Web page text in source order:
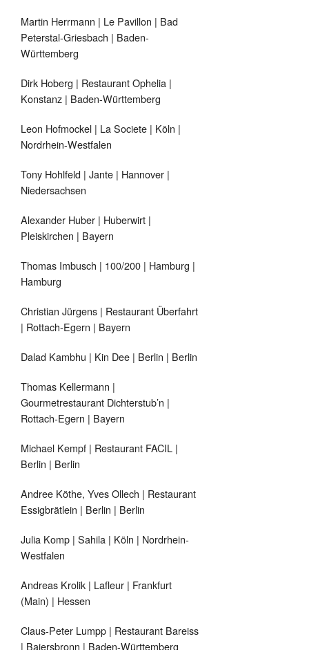
Martin Herrmann | Le Pavillon | Bad
Peterstal-Griesbach | Baden-
Württemberg
Dirk Hoberg | Restaurant Ophelia |
Konstanz | Baden-Württemberg
Leon Hofmockel | La Societe | Köln |
Nordrhein-Westfalen
Tony Hohlfeld | Jante | Hannover |
Niedersachsen
Alexander Huber | Huberwirt |
Pleiskirchen | Bayern
Thomas Imbusch | 100/200 | Hamburg |
Hamburg
Christian Jürgens | Restaurant Überfahrt
| Rottach-Egern | Bayern
Dalad Kambhu | Kin Dee | Berlin | Berlin
Thomas Kellermann |
Gourmetrestaurant Dichterstub’n |
Rottach-Egern | Bayern
Michael Kempf | Restaurant FACIL |
Berlin | Berlin
Andree Köthe, Yves Ollech | Restaurant
Essigbrätlein | Berlin | Berlin
Julia Komp | Sahila | Köln | Nordrhein-
Westfalen
Andreas Krolik | Lafleur | Frankfurt
(Main) | Hessen
Claus-Peter Lumpp | Restaurant Bareiss
| Baiersbronn | Baden-Württemberg